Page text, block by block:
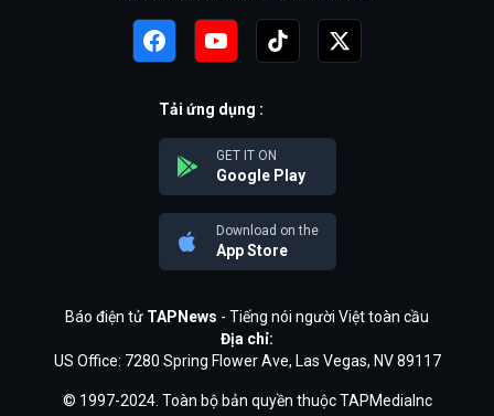
Tải ứng dụng :
GET IT ON
Google Play
Download on the
App Store
Báo điện tử TAPNews - Tiếng nói người Việt toàn cầu
Địa chỉ:
US Office: 7280 Spring Flower Ave, Las Vegas, NV 89117
© 1997-2024. Toàn bộ bản quyền thuộc TAPMediaInc